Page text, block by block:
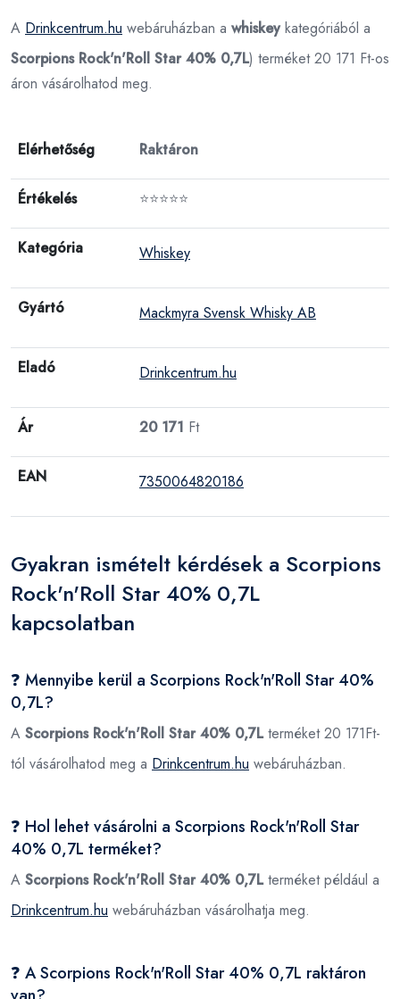
A Drinkcentrum.hu webáruházban a whiskeykategóriából a
Scorpions Rock'n'Roll Star 40% 0,7L) terméket 20 171 Ft-os
áron vásárolhatod meg.
Elérhetőség Raktáron
Értékelés ⭐⭐⭐⭐⭐
Kategória Whiskey
Gyártó Mackmyra Svensk Whisky AB
Eladó Drinkcentrum.hu
Ár 20 171 Ft
EAN 7350064820186
Gyakran ismételt kérdések a Scorpions
Rock'n'Roll Star 40% 0,7L
kapcsolatban
❓ Mennyibe kerül a Scorpions Rock'n'Roll Star 40%
0,7L?
A Scorpions Rock'n'Roll Star 40% 0,7Lterméket 20 171Ft-
tól vásárolhatod meg a Drinkcentrum.hu webáruházban.
❓ Hol lehet vásárolni a Scorpions Rock'n'Roll Star
40% 0,7L terméket?
A Scorpions Rock'n'Roll Star 40% 0,7Lterméket például a
Drinkcentrum.hu webáruházban vásárolhatja meg.
❓ A Scorpions Rock'n'Roll Star 40% 0,7L raktáron